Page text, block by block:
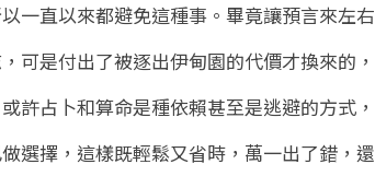
一直以來都避免這種事。畢竟讓預言來左右
可是付出了被逐出伊甸園的代價才換來的，
許占卜和算命是種依賴甚至是逃避的方式，
選擇，這樣既輕鬆又省時，萬一出了錯，還